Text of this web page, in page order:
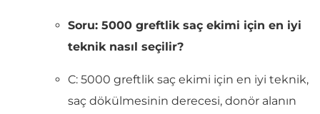
Soru: 5000 greftlik saç ekimi için en iyi
teknik nasıl seçilir?
C: 5000 greftlik saç ekimi için en iyi teknik,
saç dökülmesinin derecesi, donör alanın